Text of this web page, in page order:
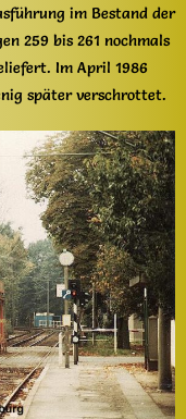
im Bestand der
259 bis 261 nochmals
Im April 1986
später verschrottet.